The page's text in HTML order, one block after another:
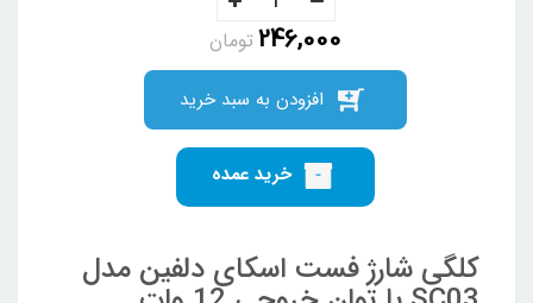
246,000تومان
افزودن به سبد خرید
خرید عمده
کلگی شارژ فست اسکای دلفین مدل